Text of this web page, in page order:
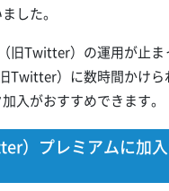
した。
旧Twitter）の運用が止ま
Twitter）に数時間かけ
入がおすすめできます。
）プレミアムに加